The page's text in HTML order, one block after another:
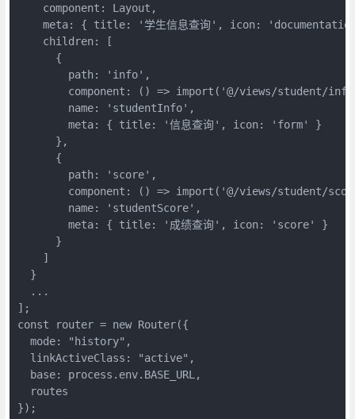
    component: Layout,
meta: { title: '学生信息查询', icon:
    children: [
      {
        path: 'info',
component: () => import('@/views/student/
        name: 'studentInfo',
        meta: { title: '信息查询', icon: 'form' }
      },
      {
        path: 'score',
component: () => import('@/views/student/
        name: 'studentScore',
        meta: { title: '成绩查询', icon: 'score' }
      }
    ]
  }
  ...
];
const router = new Router({
  mode: "history",
  linkActiveClass: "active",
  base: process.env.BASE_URL,
  routes
});